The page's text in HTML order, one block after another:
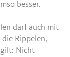
besser.
darf auch mit
Rippelen,
gilt: Nicht